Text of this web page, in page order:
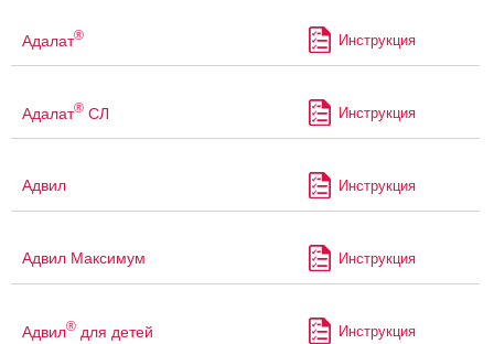
Адалат® Инструкция
Адалат® СЛ Инструкция
Адвил Инструкция
Адвил Максимум Инструкция
Адвил® для детей Инструкция